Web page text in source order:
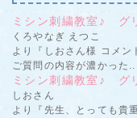
ミシン刺繍教室♪ グ
くろやなぎ えつこ
より『しおさん様 コメン
ご質問の内容が濃かっ
ミシン刺繍教室♪ グ
しおさん
より『先生、とっても貴